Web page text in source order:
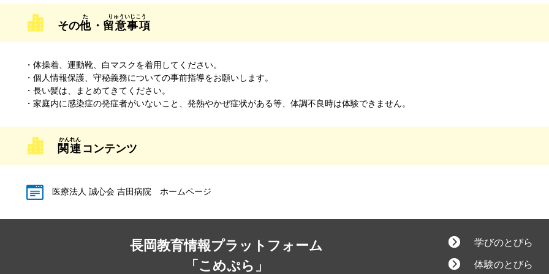
その他 ・ 留意事項
・体操着、運動靴、白マスクを着用してください。
・個人情報保護、守秘義務についての事前指導をお願いします。
・長い髪は、まとめてきてください。
・家庭内に感染症の発症者がいないこと、発熱やかぜ症状がある等、体調不良時は体験できません。
関連 コンテンツ
医療法人 誠心会 吉田病院 ホームページ
長岡教育情報プラットフォーム
「こめぷら」
学びのとびら
体験のとびら